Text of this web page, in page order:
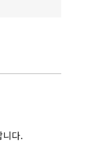
니다.